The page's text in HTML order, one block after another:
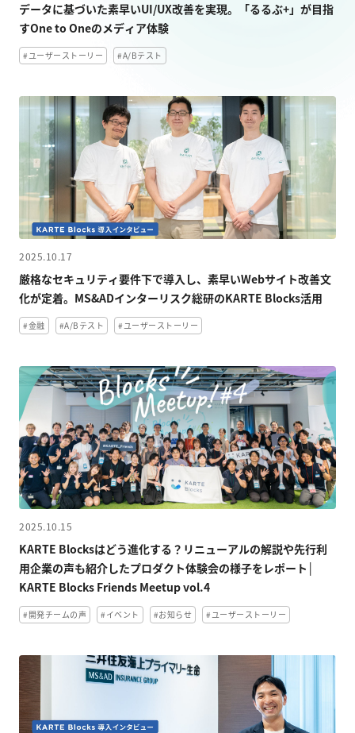
セミナー / お役立ち資料
お問い合わせ
資料ダウンロード
Back to KARTE
データに基づいた素早いUI/UX改善を実現。「るるぶ+」が目指
すOne to Oneのメディア体験
#ユーザーストーリー #A/Bテスト
2025.10.17
厳格なセキュリティ要件下で導入し、素早いWebサイト改善文
化が定着。MS&ADインターリスク総研のKARTE Blocks活用
#金融 #A/Bテスト #ユーザーストーリー
2025.10.15
KARTE Blocksはどう進化する？リニューアルの解説や先行利
用企業の声も紹介したプロダクト体験会の様子をレポート│
KARTE Blocks Friends Meetup vol.4
#開発チームの声 #イベント #お知らせ #ユーザーストーリー